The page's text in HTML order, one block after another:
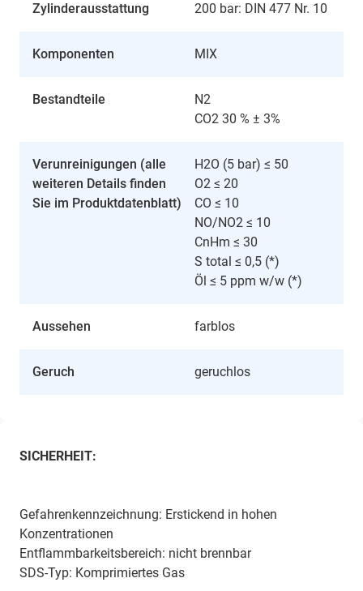
Zylinderausstattung 200 bar: DIN 477 Nr. 10
Komponenten MIX
Bestandteile
N2
CO2 30 % ± 3%
Verunreinigungen (alle
weiteren Details finden
Sie im Produktdatenblatt)
H2O (5 bar) ≤ 50
O2 ≤ 20
CO ≤ 10
NO/NO2 ≤ 10
CnHm ≤ 30
S total ≤ 0,5 (*)
Öl ≤ 5 ppm w/w (*)
Aussehen farblos
Geruch geruchlos
SICHERHEIT:
Gefahrenkennzeichnung: Erstickend in hohen
Konzentrationen
Entflammbarkeitsbereich: nicht brennbar
SDS-Typ: Komprimiertes Gas